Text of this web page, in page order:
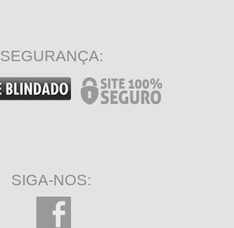
SEGURANÇA:
SIGA-NOS: